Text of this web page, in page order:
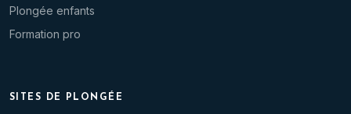
Plongée enfants
Formation pro
SITES DE PLONGÉE